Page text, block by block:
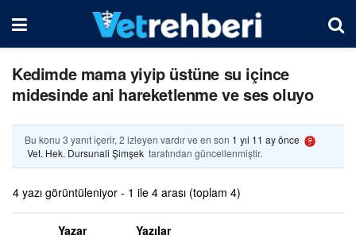
Kedimde mama yiyip üstüne su içince
midesinde ani hareketlenme ve ses oluyo
Bu konu 3 yanıt içerir, 2 izleyen vardır ve en son 1 yıl 11 ay önce
Vet. Hek. Dursunali Şimşek tarafından güncellenmiştir.
4 yazı görüntüleniyor - 1 ile 4 arası (toplam 4)
Yazar
Yazılar